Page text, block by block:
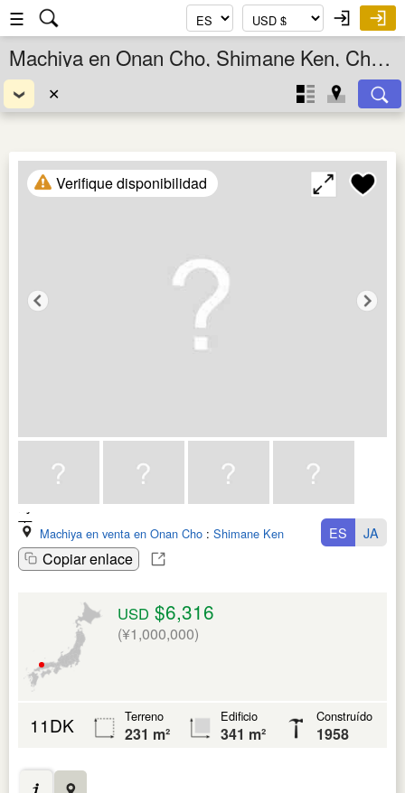
☰
Machiya en Onan Cho, Shimane Ken, Chugoku, Japón
✕
Verifique disponibilidad
Machiya en venta en Onan Cho : Shimane Ken
Copiar enlace
ES JA
USD $6,316
(¥1,000,000)
11DK Terreno
231 m²
Edificio
341 m²
Construído
1958